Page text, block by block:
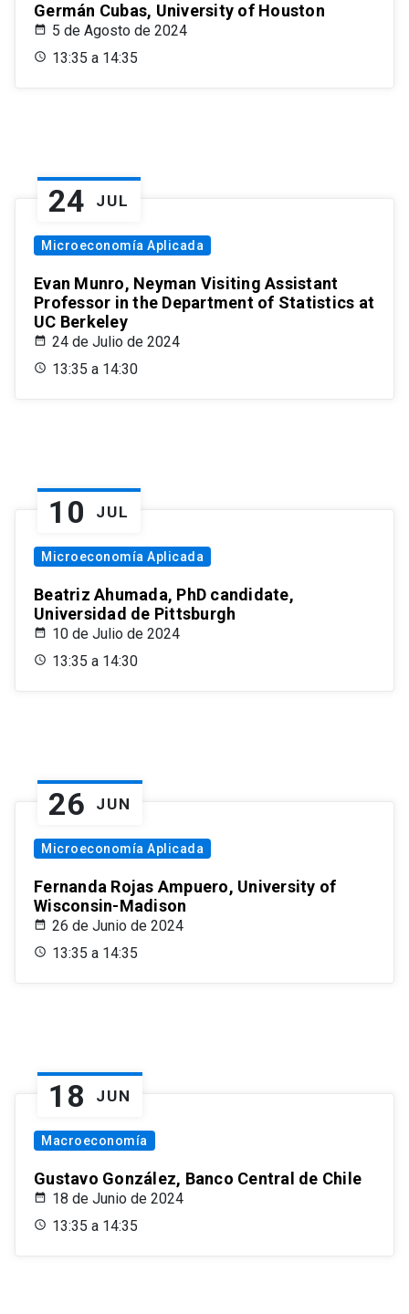
Germán Cubas, University of Houston
5 de Agosto de 2024
13:35 a 14:35
24 JUL
Microeconomía Aplicada
Evan Munro, Neyman Visiting Assistant
Professor in the Department of Statistics at
UC Berkeley
24 de Julio de 2024
13:35 a 14:30
10 JUL
Microeconomía Aplicada
Beatriz Ahumada, PhD candidate,
Universidad de Pittsburgh
10 de Julio de 2024
13:35 a 14:30
26 JUN
Microeconomía Aplicada
Fernanda Rojas Ampuero, University of
Wisconsin-Madison
26 de Junio de 2024
13:35 a 14:35
18 JUN
Macroeconomía
Gustavo González, Banco Central de Chile
18 de Junio de 2024
13:35 a 14:35